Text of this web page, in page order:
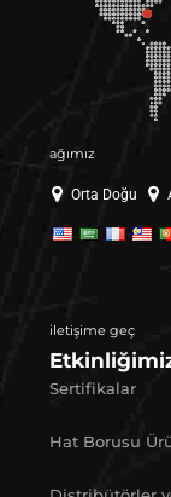
ağımız
Orta Doğu
iletişime geç
Sertifikalar
Hat Borusu